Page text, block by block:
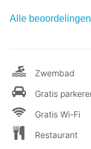
Alle
Zwembad
Gratis
Gratis Wi-Fi
Restaurant